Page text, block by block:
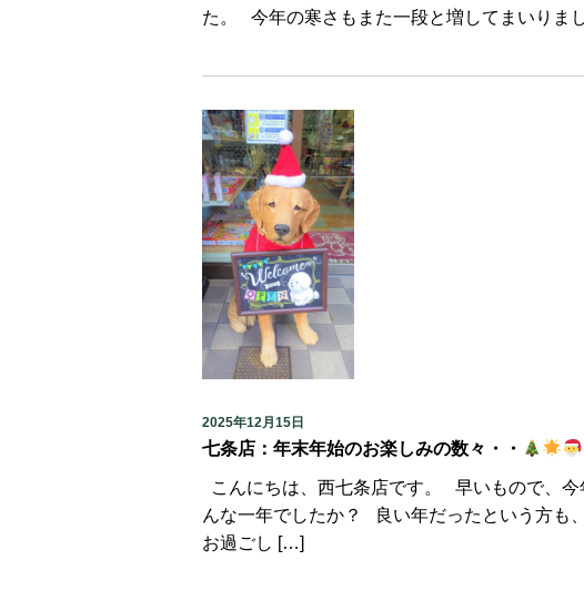
た。 今年の寒さもまた一段と増してまいり
2025年12月15日
七条店：年末年始のお楽しみの数々・・
こんにちは、西七条店です。 早いもので、
んな一年でしたか？ 良い年だったという方も
お過ごし […]